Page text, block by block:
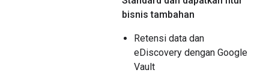
bisnis tambahan
Retensi data dan
eDiscovery dengan Google
Vault